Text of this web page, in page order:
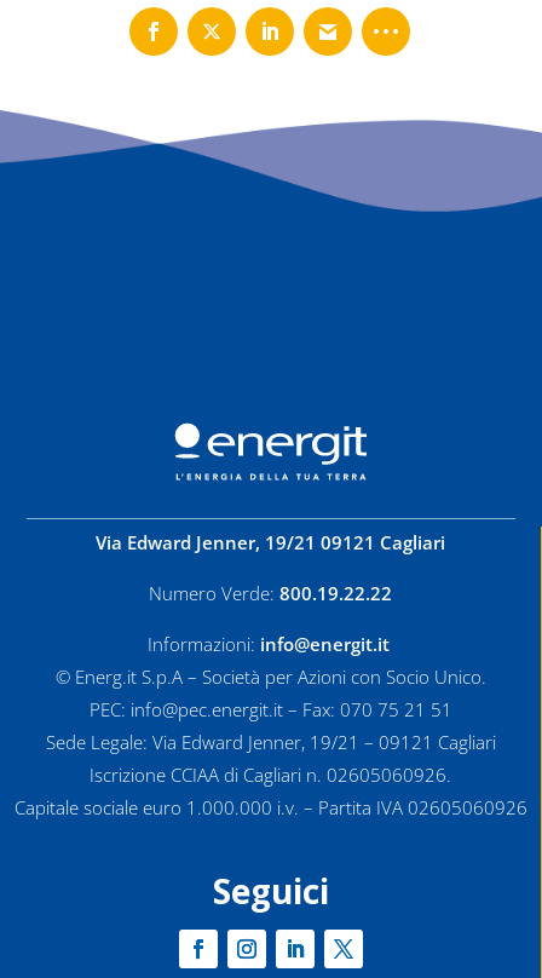
Via Edward Jenner, 19/21 09121 Cagliari
Numero Verde: 800.19.22.22
Informazioni: info@energit.it
© Energ.it S.p.A – Società per Azioni con Socio Unico.
PEC: info@pec.energit.it – Fax: 070 75 21 51
Sede Legale: Via Edward Jenner, 19/21 – 09121 Cagliari
Iscrizione CCIAA di Cagliari n. 02605060926.
Capitale sociale euro 1.000.000 i.v. – Partita IVA 02605060926
Seguici